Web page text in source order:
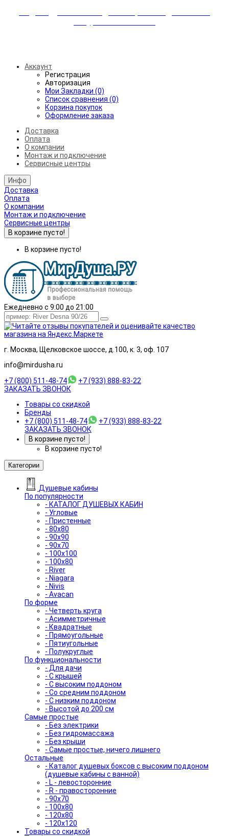
Аккаунт
Регистрация
Авторизация
Мои Закладки (0)
Список сравнения (0)
Корзина покупок
Оформление заказа
Доставка
Оплата
О компании
Монтаж и подключение
Сервисные центры
Инфо
Доставка
Оплата
О компании
Монтаж и подключение
Сервисные центры
В корзине пусто!
В корзине пусто!
Ежедневно с 9:00 до 21:00
г. Москва, Щелковское шоссе, д.100, к. 3, оф. 107
info@mirdusha.ru
+7 (800) 511-48-74
+7 (933) 888-83-22
ЗАКАЗАТЬ ЗВОНОК
Товары со скидкой
Бренды
+7 (800) 511-48-74
+7 (933) 888-83-22
ЗАКАЗАТЬ ЗВОНОК
В корзине пусто!
В корзине пусто!
Категории
Душевые кабины
По популярности
- КАТАЛОГ ДУШЕВЫХ КАБИН
- Угловые
- Пристенные
- 80x80
- 90x90
- 90x70
- 100x100
- 100x80
- River
- Niagara
- Nivis
- Avacan
По форме
- Четверть круга
- Асимметричные
- Квадратные
- Прямоугольные
- Пятиугольные
- Полукруглые
По функциональности
- Для дачи
- С крышей
- С высоким поддоном
- Со средним поддоном
- С низким поддоном
- Высотой до 200 см
Самые простые
- Без электрики
- Без гидромассажа
- Без крыши
- Самые простые, ничего лишнего
Остальные
- Каталог душевых боксов с высоким поддоном
(душевые кабины с ванной)
- L - левосторонние
- R - правосторонние
- 90x70
- 100x80
- 120x80
- 120x120
Товары со скидкой